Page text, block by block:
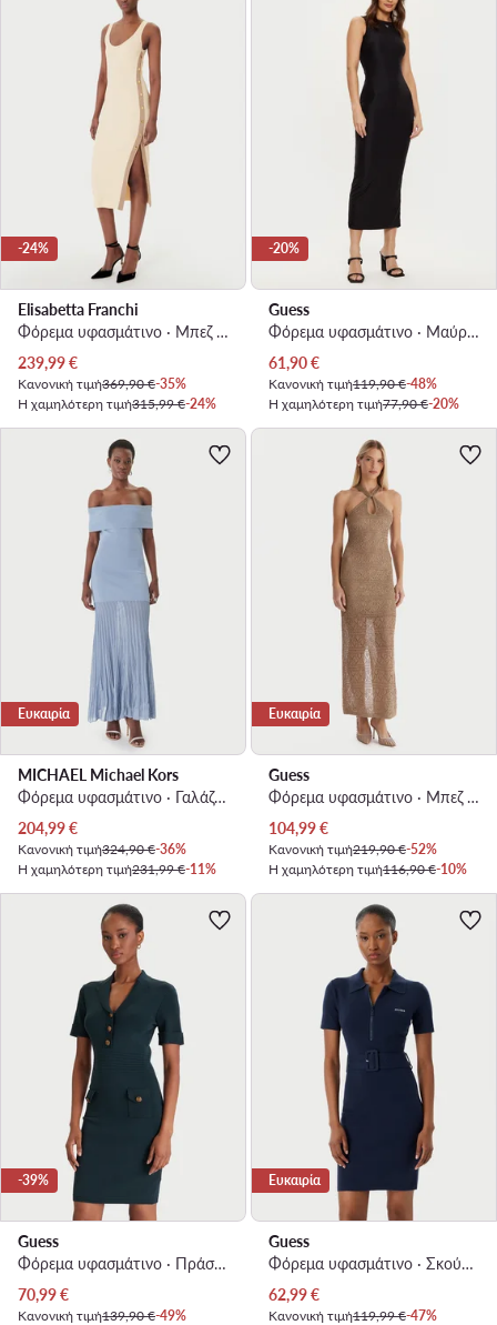
-24%
Elisabetta Franchi
Φόρεμα υφασμάτινο · Μπεζ · Midi
Τρέχουσα τιμή
239,99€
Κανονική τιμή369,90 €-35%
Η χαμηλότερη τιμή315,99 €-24%
-20%
Guess
Φόρεμα υφασμάτινο · Μαύρο · Midi
Τρέχουσα τιμή
61,90€
Κανονική τιμή119,90 €-48%
Η χαμηλότερη τιμή77,90 €-20%
Ευκαιρία
MICHAEL Michael Kors
Φόρεμα υφασμάτινο · Γαλάζιο · Maxi
Τρέχουσα τιμή
204,99€
Κανονική τιμή324,90 €-36%
Η χαμηλότερη τιμή231,99 €-11%
Ευκαιρία
Guess
Φόρεμα υφασμάτινο · Μπεζ · Maxi
Τρέχουσα τιμή
104,99€
Κανονική τιμή219,90 €-52%
Η χαμηλότερη τιμή116,90 €-10%
-39%
Guess
Φόρεμα υφασμάτινο · Πράσινο · Mini
Τρέχουσα τιμή
70,99€
Κανονική τιμή139,90 €-49%
Ευκαιρία
Guess
Φόρεμα υφασμάτινο · Σκούρο μπλε · Mini
Τρέχουσα τιμή
62,99€
Κανονική τιμή119,99 €-47%